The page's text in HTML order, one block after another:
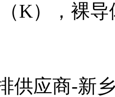
K），裸
供应商-新